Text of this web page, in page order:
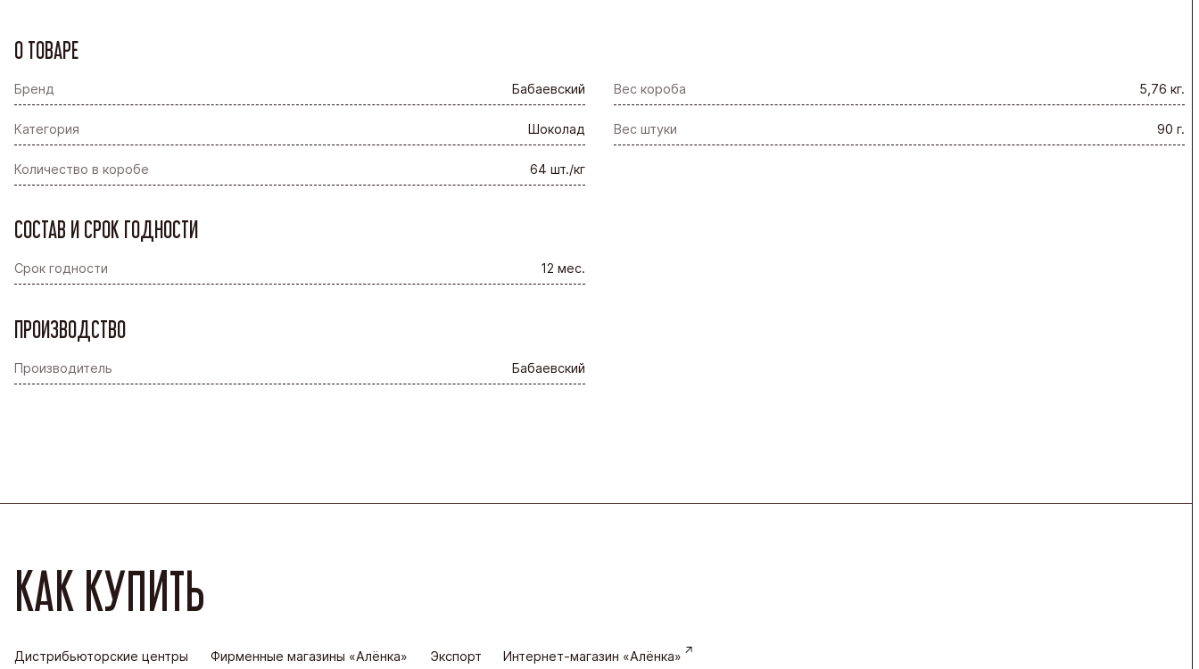
О ТОВАРЕ
Бренд Бабаевский Вес короба 5,76 кг.
Категория Шоколад Вес штуки 90 г.
Количество в коробе 64 шт./кг
СОСТАВ И СРОК ГОДНОСТИ
Срок годности 12 мес.
ПРОИЗВОДСТВО
Производитель Бабаевский
КАК КУПИТЬ
Дистрибьюторские центры Фирменные магазины «Алёнка» Экспорт Интернет-магазин «Алёнка»